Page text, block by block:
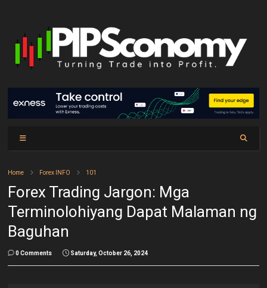
Home Forex INFO 101
Forex Trading Jargon: Mga
Terminolohiyang Dapat Malaman ng
Baguhan
0 Comments Saturday, October 26, 2024